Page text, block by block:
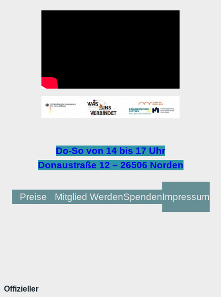
Do-So von 14 bis 17 Uhr
Donaustraße 12 – 26506 Norden
Preise Mitglied WerdenSpendenImpressum
Offizieller